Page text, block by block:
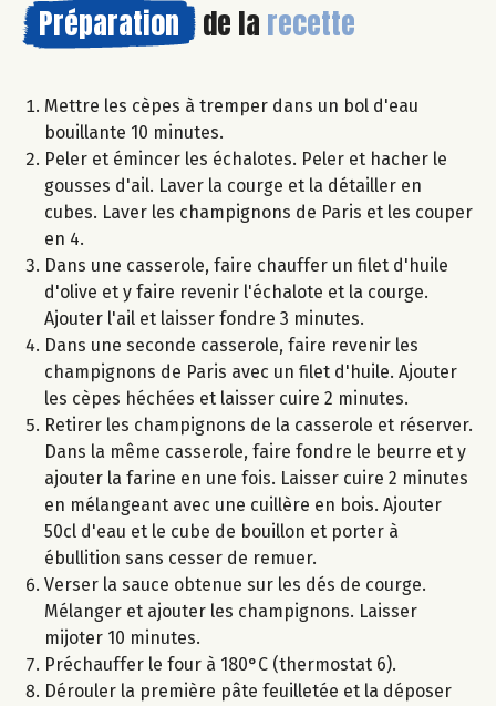
Préparation de la recette
Mettre les cèpes à tremper dans un bol d'eau
bouillante 10 minutes.
Peler et émincer les échalotes. Peler et hacher le
gousses d'ail. Laver la courge et la détailler en
cubes. Laver les champignons de Paris et les couper
en 4.
Dans une casserole, faire chauffer un filet d'huile
d'olive et y faire revenir l'échalote et la courge.
Ajouter l'ail et laisser fondre 3 minutes.
Dans une seconde casserole, faire revenir les
champignons de Paris avec un filet d'huile. Ajouter
les cèpes héchées et laisser cuire 2 minutes.
Retirer les champignons de la casserole et réserver.
Dans la même casserole, faire fondre le beurre et y
ajouter la farine en une fois. Laisser cuire 2 minutes
en mélangeant avec une cuillère en bois. Ajouter
50cl d'eau et le cube de bouillon et porter à
ébullition sans cesser de remuer.
Verser la sauce obtenue sur les dés de courge.
Mélanger et ajouter les champignons. Laisser
mijoter 10 minutes.
Préchauffer le four à 180°C (thermostat 6).
Dérouler la première pâte feuilletée et la déposer